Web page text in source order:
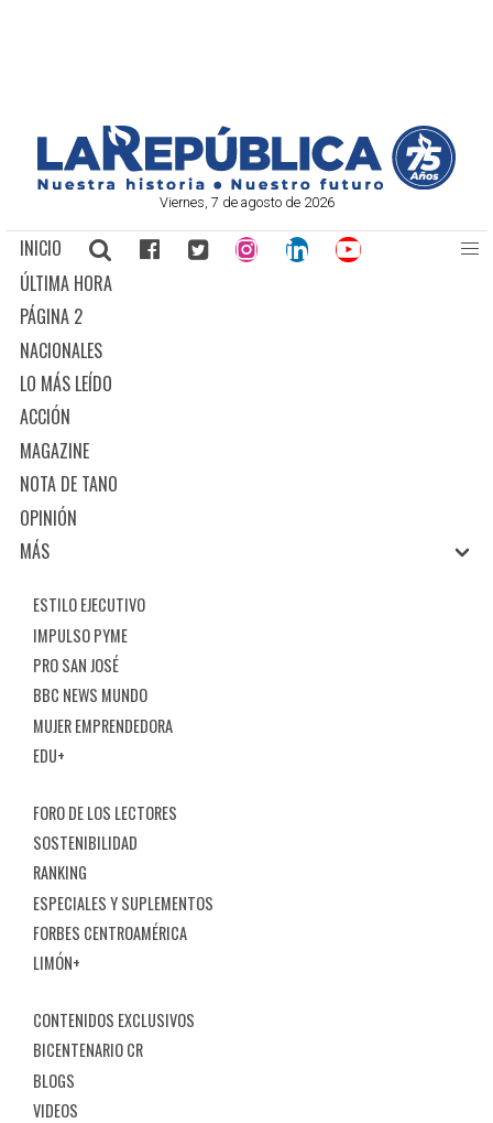
Viernes, 7 de agosto de 2026
INICIO
ÚLTIMA HORA
PÁGINA 2
NACIONALES
LO MÁS LEÍDO
ACCIÓN
MAGAZINE
NOTA DE TANO
OPINIÓN
MÁS
ESTILO EJECUTIVO
IMPULSO PYME
PRO SAN JOSÉ
BBC NEWS MUNDO
MUJER EMPRENDEDORA
EDU+
FORO DE LOS LECTORES
SOSTENIBILIDAD
RANKING
ESPECIALES Y SUPLEMENTOS
FORBES CENTROAMÉRICA
LIMÓN+
CONTENIDOS EXCLUSIVOS
BICENTENARIO CR
BLOGS
VIDEOS